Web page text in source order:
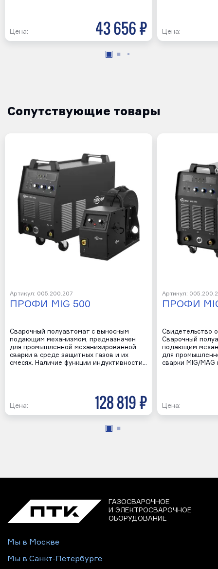
Цена: 43 656 р Цена:
Сопутствующие товары
Артикул: 005.200.207
ПРОФИ MIG 500
Сварочный полуавтомат с выносным
подающим механизмом, предназначен
для промышленной механизированной
сварки в среде защитных газов и их
смесях. Наличие функции индуктивности…
Цена: 128 819 р
Артикул:
ПРОФИ
Свидетельство
Сварочный
подающим
для
сварки MIG/
Цена:
ГАЗОСВАРОЧНОЕ
И ЭЛЕКТРОСВАРОЧНОЕ
ОБОРУДОВАНИЕ
Мы в Москве
Мы в Санкт-Петербурге